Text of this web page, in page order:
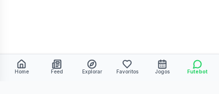
Home Feed Explorar Favoritos Jogos Futebot